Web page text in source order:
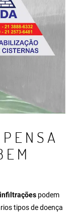
podem
tipos de doença